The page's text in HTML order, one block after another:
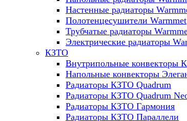
Настенные радиаторы
Полотенцесушители Warmmet
Трубчатые радиаторы
Электрические радиаторы
КЗТО
Внутрипольные конвекторы
Напольные конвекторы
Радиаторы КЗТО Quadrum
Радиаторы КЗТО Quadrum
Радиаторы КЗТО Гармония
Радиаторы КЗТО Параллели